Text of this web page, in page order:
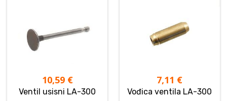
10,59 €
Ventil usisni LA-300
7,11 €
Vođica ventila LA-300